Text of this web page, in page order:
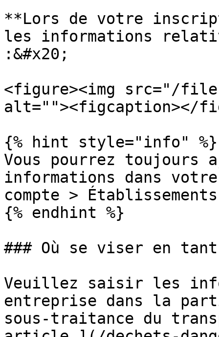
**Lors de votre
les informations
:&#x20;
<figure><img src="/files/
alt=""><figcaption></
{% hint style="info" %}
Vous pourrez toujours
informations dans
compte >
{% endhint %}
### Où se viser en
Veuillez saisir les
entreprise dans la
sous-traitance du